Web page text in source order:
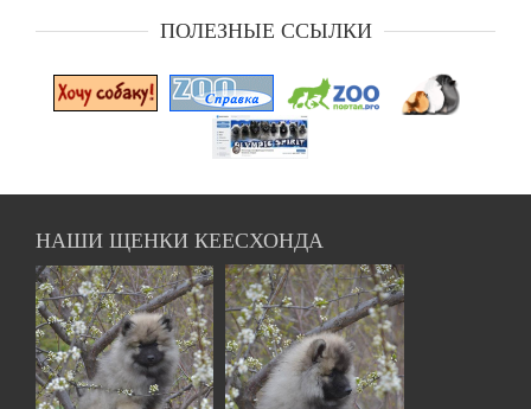
ПОЛЕЗНЫЕ ССЫЛКИ
НАШИ ЩЕНКИ КЕЕСХОНДА